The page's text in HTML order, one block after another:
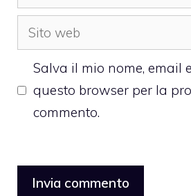
Sito
web
Salva il mio nome, email
questo browser per la
commento.